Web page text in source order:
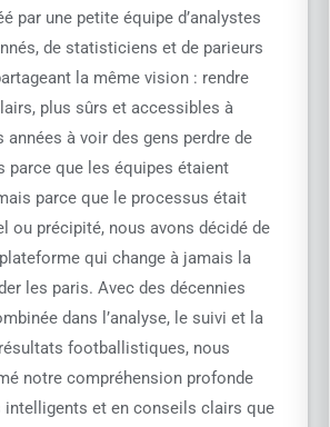
par une petite équipe d’analystes
de statisticiens et de parieurs
la même vision : rendre
plus sûrs et accessibles à
années à voir des gens perdre de
parce que les équipes étaient
parce que le processus était
ou précipité, nous avons décidé de
qui change à jamais la
les paris. Avec des décennies
dans l’analyse, le suivi et la
footballistiques, nous
notre compréhension profonde
intelligents et en conseils clairs que